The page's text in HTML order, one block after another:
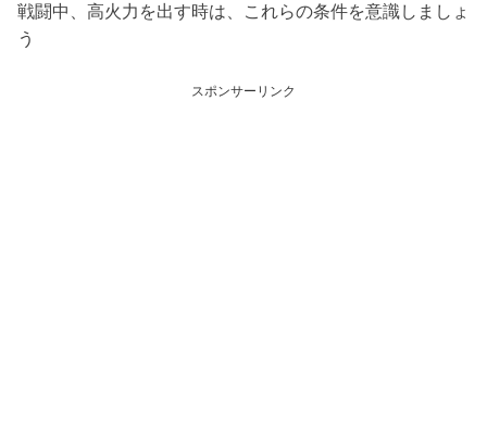
戦闘中、高火力を出す時は、これらの条件を意識しましょ
う
スポンサーリンク